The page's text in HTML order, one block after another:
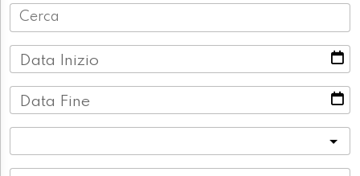
Data Inizio
Data Fine